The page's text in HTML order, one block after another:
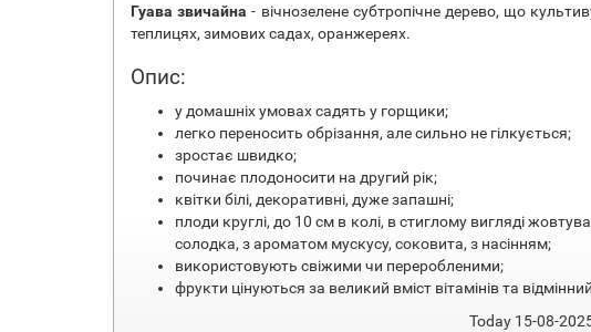
Гуава звичайна - вічнозелене субтропічне дерево, що
теплицях, зимових садах, оранжереях.
Опис:
у домашніх умовах садять у горщики;
легко переносить обрізання, але сильно не гілкується;
зростає швидко;
починає плодоносити на другий рік;
квітки білі, декоративні, дуже запашні;
плоди круглі, до 10 см в колі, в стиглому вигляді
солодка, з ароматом мускусу, соковита, з насінням;
використовують свіжими чи переробленими;
фрукти цінуються за великий вміст вітамінів та
Today 15-08-